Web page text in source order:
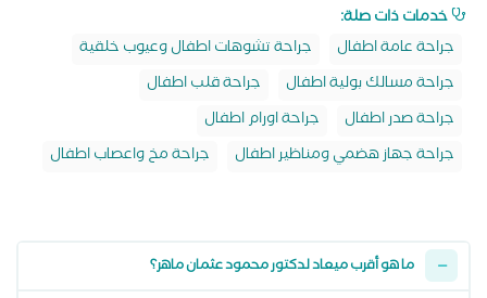
خدمات ذات صلة:
جراحة عامة اطفال
جراحة تشوهات اطفال وعيوب خلقية
جراحة مسالك بولية اطفال
جراحة قلب اطفال
جراحة صدر اطفال
جراحة اورام اطفال
جراحة جهاز هضمي ومناظير اطفال
جراحة مخ واعصاب اطفال
ما هو أقرب ميعاد لدكتور محمود عثمان ماهر؟